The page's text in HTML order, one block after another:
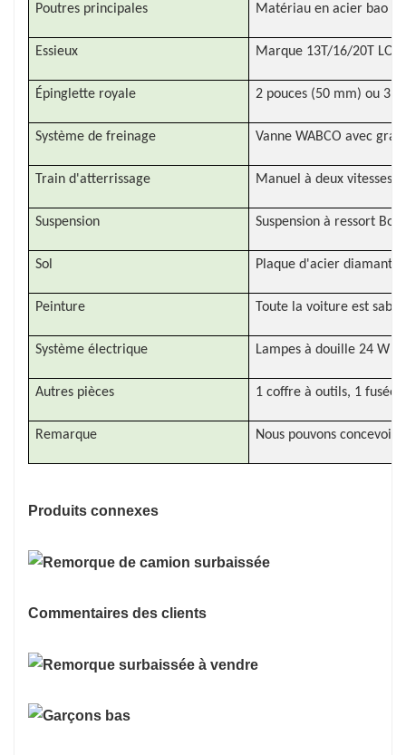
Poutres principales Matériau en acier bao
Essieux Marque 13T/16/20T
Épinglette royale 2 pouces (50 mm) ou
Système de freinage Vanne WABCO avec
Train d'atterrissage Manuel à deux vitesses
Suspension Suspension à ressort Bo,
Sol Plaque d'acier
Peinture Toute la voiture est
Système électrique Lampes à douille 24 W
Autres pièces 1 coffre à outils, 1 fusée
Remarque Nous pouvons concevoir
Produits connexes
Commentaires des clients